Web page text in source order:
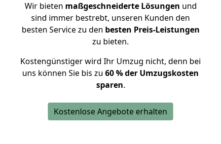
Wir bieten maßgeschneiderte Lösungen und
sind immer bestrebt, unseren Kunden den
besten Service zu den besten Preis-Leistungen
zu bieten.
Kostengünstiger wird Ihr Umzug nicht, denn bei
uns können Sie bis zu 60 % der Umzugskosten
sparen.
Kostenlose Angebote erhalten